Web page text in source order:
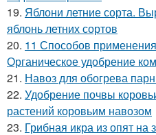
19. Яблони летние сорта.
яблонь летних сортов
20. 11 Способов
Органическое удобрение
21. Навоз для обогрева
22. Удобрение почвы
растений коровьим навозом
23. Грибная икра из опят на